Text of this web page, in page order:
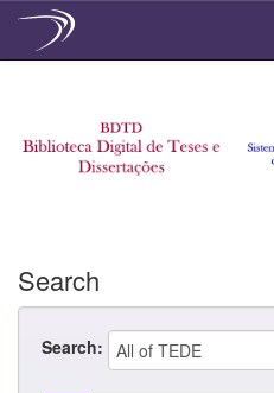
Search
Search: